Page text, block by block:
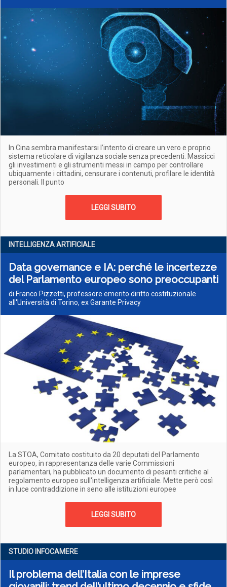
In Cina sembra manifestarsi l’intento di creare un vero e proprio
sistema reticolare di vigilanza sociale senza precedenti. Massicci
gli investimenti e gli strumenti messi in campo per controllare
ubiquamente i cittadini, censurare i contenuti, profilare le identità
personali. Il punto
LEGGI SUBITO
INTELLIGENZA ARTIFICIALE
Data governance e IA: perché le incertezze
del Parlamento europeo sono preoccupanti
di Franco Pizzetti, professore emerito diritto costituzionale
all'Università di Torino, ex Garante Privacy
La STOA, Comitato costituito da 20 deputati del Parlamento
europeo, in rappresentanza delle varie Commissioni
parlamentari, ha pubblicato un documento di pesanti critiche al
regolamento europeo sull'intelligenza artificiale. Mette però così
in luce contraddizione in seno alle istituzioni europee
LEGGI SUBITO
STUDIO INFOCAMERE
Il problema dell’Italia con le imprese